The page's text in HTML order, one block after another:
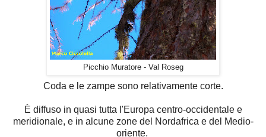
Picchio Muratore - Val Roseg
Coda e le zampe sono relativamente corte.
È diffuso in quasi tutta l'Europa centro-occidentale e
meridionale, e in alcune zone del Nordafrica e del Medio-
oriente.